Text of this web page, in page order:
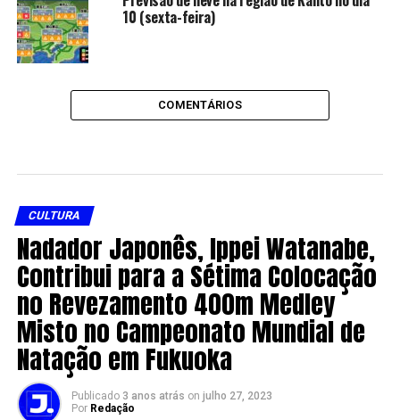
10 (sexta-feira)
COMENTÁRIOS
CULTURA
Nadador Japonês, Ippei Watanabe,
Contribui para a Sétima Colocação
no Revezamento 400m Medley
Misto no Campeonato Mundial de
Natação em Fukuoka
Publicado 3 anos atrás on julho 27, 2023
Por Redação